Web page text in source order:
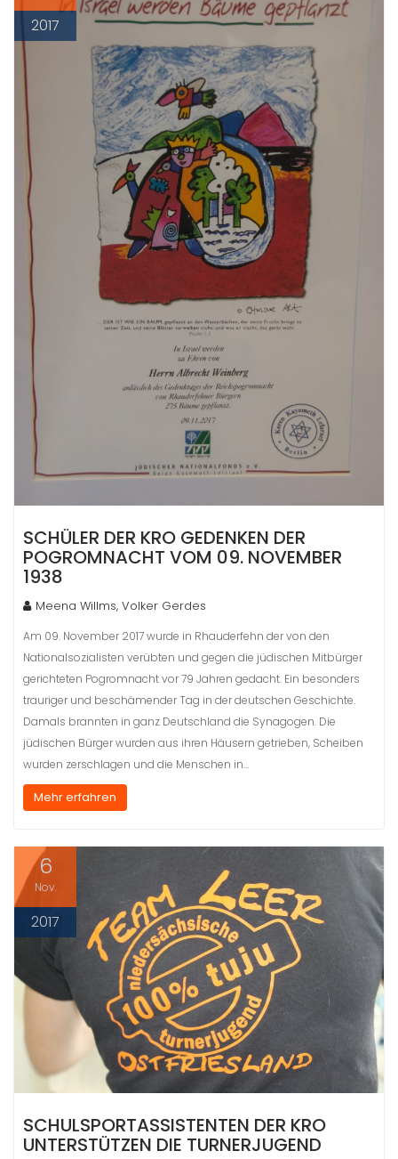
2017
SCHÜLER DER KRO GEDENKEN DER
POGROMNACHT VOM 09. NOVEMBER
1938
Meena Willms, Volker Gerdes
Am 09. November 2017 wurde in Rhauderfehn der von den
Nationalsozialisten verübten und gegen die jüdischen Mitbürger
gerichteten Pogromnacht vor 79 Jahren gedacht. Ein besonders
trauriger und beschämender Tag in der deutschen Geschichte.
Damals brannten in ganz Deutschland die Synagogen. Die
jüdischen Bürger wurden aus ihren Häusern getrieben, Scheiben
wurden zerschlagen und die Menschen in…
Mehr erfahren
6
Nov.
2017
SCHULSPORTASSISTENTEN DER KRO
UNTERSTÜTZEN DIE TURNERJUGEND